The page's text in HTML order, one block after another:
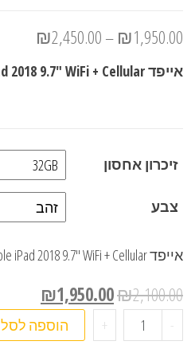
₪1,950.00
–
₪2,450.00
אייפד Apple iPad 2018 9.7" WiFi + Cellular שנה אחריות
זיכרון אחסון
צבע
אייפד Apple iPad 2018 9.7" WiFi + Cellular
₪2,100.00
₪1,950.00
- כמות של אייפד Apple iPad 2018
+ הוספה לסל